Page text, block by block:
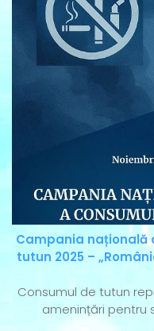
Campania națională
tutun 2025 –
Consumul de tutun
amenințări pentru